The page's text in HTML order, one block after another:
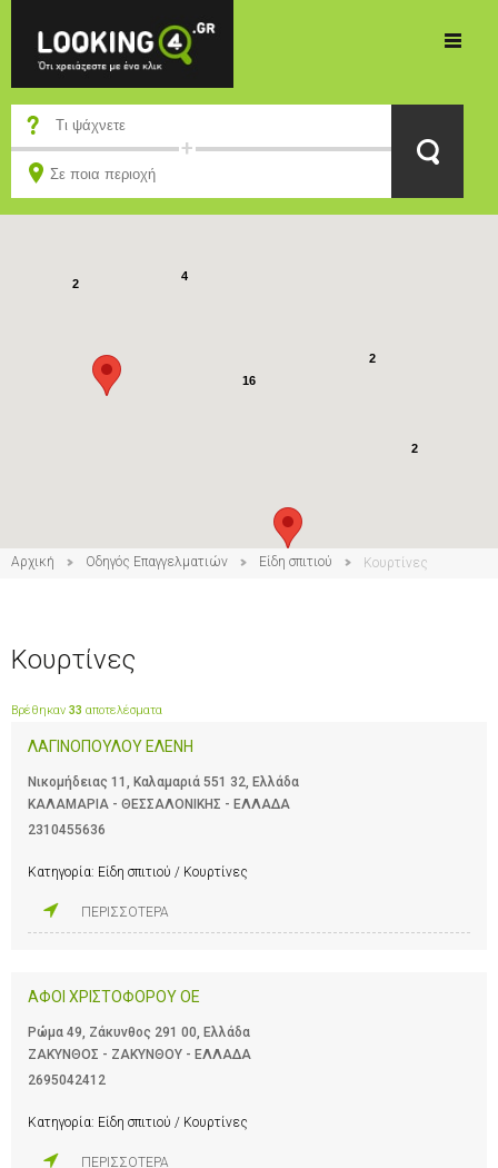
16
4
2
2
2
Αρχική Οδηγός Επαγγελματιών Είδη σπιτιού Κουρτίνες
Κουρτίνες
Βρέθηκαν 33 αποτελέσματα
ΛΑΓΙΝΟΠΟΥΛΟΥ ΕΛΕΝΗ
Νικομήδειας 11, Καλαμαριά 551 32, Ελλάδα
ΚΑΛΑΜΑΡΙΑ - ΘΕΣΣΑΛΟΝΙΚΗΣ - ΕΛΛΑΔΑ
2310455636
Κατηγορία: Είδη σπιτιού / Κουρτίνες
ΠΕΡΙΣΣΟΤΕΡΑ
ΑΦΟΙ ΧΡΙΣΤΟΦΟΡΟΥ ΟΕ
Ρώμα 49, Ζάκυνθος 291 00, Ελλάδα
ΖΑΚΥΝΘΟΣ - ΖΑΚΥΝΘΟΥ - ΕΛΛΑΔΑ
2695042412
Κατηγορία: Είδη σπιτιού / Κουρτίνες
ΠΕΡΙΣΣΟΤΕΡΑ